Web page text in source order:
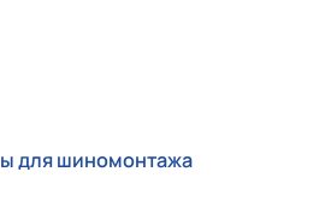
для шиномонтажа